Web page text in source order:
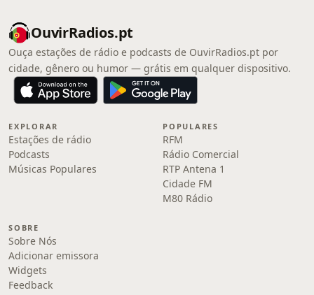
OuvirRadios.pt
Ouça estações de rádio e podcasts de OuvirRadios.pt por
cidade, gênero ou humor — grátis em qualquer dispositivo.
EXPLORAR
Estações de rádio
Podcasts
Músicas Populares
POPULARES
RFM
Rádio Comercial
RTP Antena 1
Cidade FM
M80 Rádio
SOBRE
Sobre Nós
Adicionar emissora
Widgets
Feedback